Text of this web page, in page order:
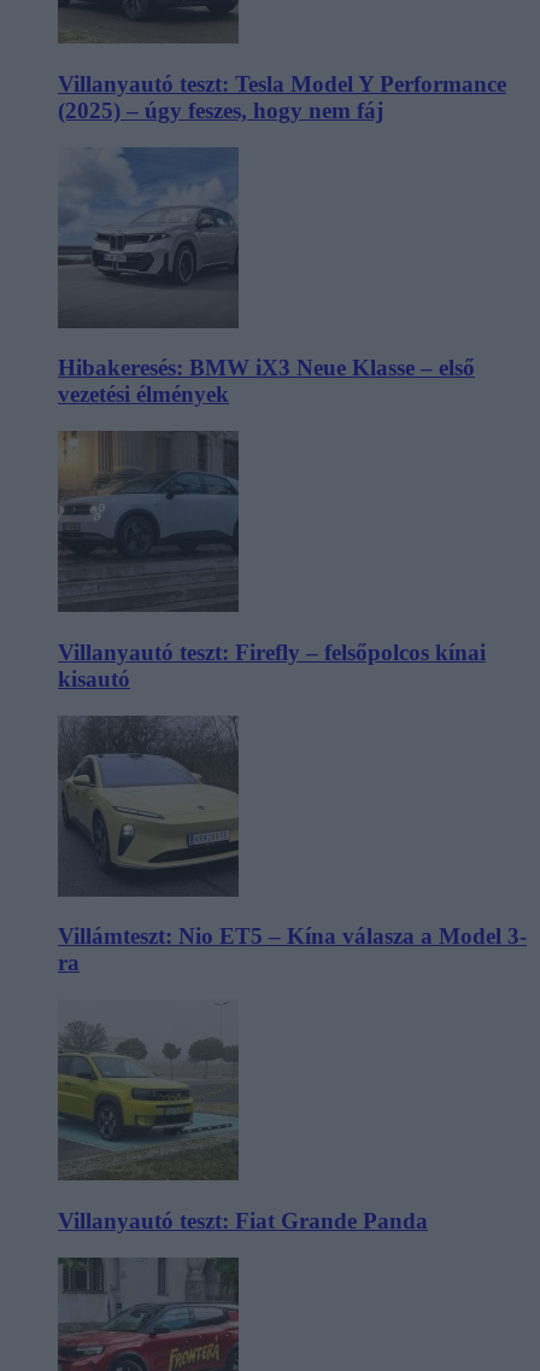
Villanyautó teszt: Tesla Model Y Performance
(2025) – úgy feszes, hogy nem fáj
Hibakeresés: BMW iX3 Neue Klasse – első
vezetési élmények
Villanyautó teszt: Firefly – felsőpolcos kínai
kisautó
Villámteszt: Nio ET5 – Kína válasza a Model 3-
ra
Villanyautó teszt: Fiat Grande Panda